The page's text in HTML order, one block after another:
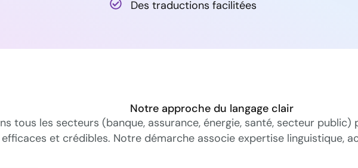
Des traductions facilitées
Notre approche du langage clair
tous les secteurs (banque, assurance, énergie, santé, secteur
et crédibles. Notre démarche associe expertise linguistique,